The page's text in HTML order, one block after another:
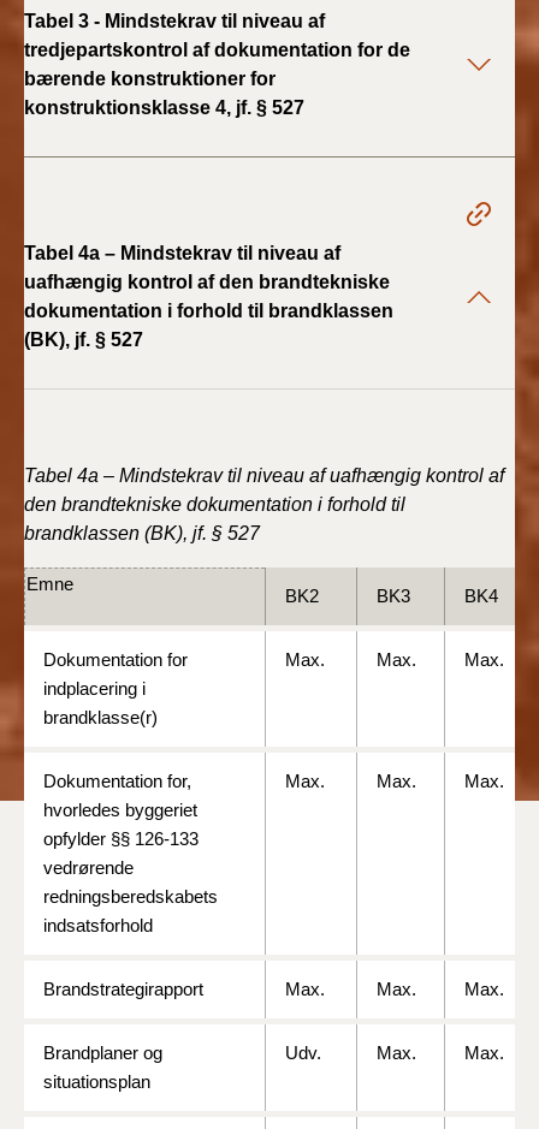
BR18 (4/7-31/12
2019)
BR18 (1/1-30/6
2018)
Tabel 3 - Mindstekrav til niveau af
tredjepartskontrol af dokumentation for de
bærende konstruktioner for
konstruktionsklasse 4, jf. § 527
Tabel 4a – Mindstekrav til niveau af
uafhængig kontrol af den brandtekniske
dokumentation i forhold til brandklassen
(BK), jf. § 527
Tabel 4a – Mindstekrav til niveau af uafhængig kontrol af
den brandtekniske dokumentation i forhold til
brandklassen (BK), jf. § 527
Emne
BK2 BK3 BK4
Dokumentation for
indplacering i
brandklasse(r)
Max. Max. Max.
Dokumentation for,
hvorledes byggeriet
opfylder §§ 126-133
vedrørende
redningsberedskabets
indsatsforhold
Max. Max. Max.
Brandstrategirapport Max. Max. Max.
Brandplaner og
situationsplan
Udv. Max. Max.